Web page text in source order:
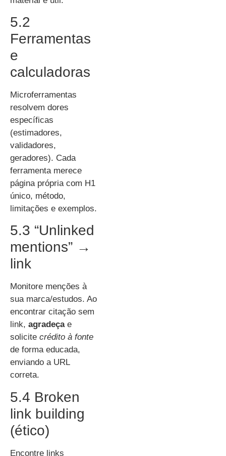
5.2
Ferramentas
e
calculadoras
Microferramentas
resolvem dores
específicas
(estimadores,
validadores,
geradores). Cada
ferramenta merece
página própria com H1
único, método,
limitações e exemplos.
5.3 “Unlinked
mentions” →
link
Monitore menções à
sua marca/estudos. Ao
encontrar citação sem
link, agradeçae
solicite crédito à fonte
de forma educada,
enviando a URL
correta.
5.4 Broken
link building
(ético)
Encontre links